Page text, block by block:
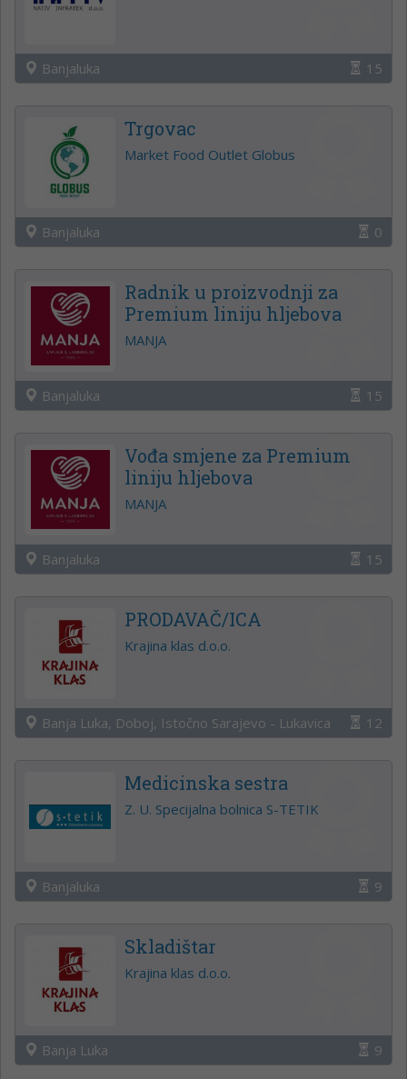
Banjaluka 15
Trgovac
Market Food Outlet Globus
Banjaluka 0
Radnik u proizvodnji za
Premium liniju hljebova
MANJA
Banjaluka 15
Vođa smjene za Premium
liniju hljebova
MANJA
Banjaluka 15
PRODAVAČ/ICA
Krajina klas d.o.o.
Banja Luka, Doboj, Istočno Sarajevo - Lukavica 12
Medicinska sestra
Z. U. Specijalna bolnica S-TETIK
Banjaluka 9
Skladištar
Krajina klas d.o.o.
Banja Luka 9